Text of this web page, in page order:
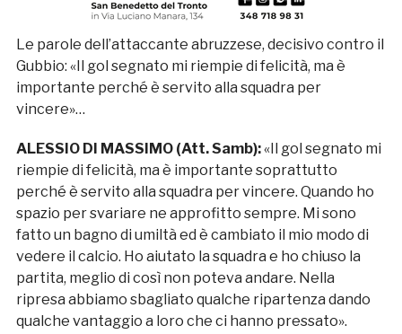
Le parole dell’attaccante abruzzese, decisivo contro il
Gubbio: «Il gol segnato mi riempie di felicità, ma è
importante perché è servito alla squadra per
vincere»…
ALESSIO DI MASSIMO (Att. Samb):«Il gol segnato mi
riempie di felicità, ma è importante soprattutto
perché è servito alla squadra per vincere. Quando ho
spazio per svariare ne approfitto sempre. Mi sono
fatto un bagno di umiltà ed è cambiato il mio modo di
vedere il calcio. Ho aiutato la squadra e ho chiuso la
partita, meglio di così non poteva andare. Nella
ripresa abbiamo sbagliato qualche ripartenza dando
qualche vantaggio a loro che ci hanno pressato».